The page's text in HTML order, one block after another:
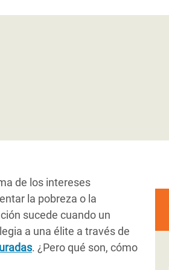
de los intereses
la pobreza o la
sucede cuando un
a una élite a través de
. ¿Pero qué son, cómo